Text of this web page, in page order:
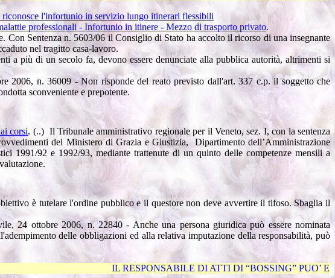
l'infortunio in servizio lungo itinerari flessibili
professionali - Infortunio in itinere - Mezzo di trasporto privato.
Con Sentenza n. 5603/06 il Consiglio di Stato ha accolto il ricorso di una insegnante
nel tragitto casa-lavoro.
a più di un secolo fa, devono essere denunciate alla pubblica autorità, altrimenti si
2006, n. 36009 - Non risponde del reato previsto dall'art. 337 c.p. il soggetto che
sconveniente e prepotente.
corsi. (..) Il Tribunale amministrativo regionale per il Veneto, sez. I, con la sentenza
del Ministero di Grazia e Giustizia, Dipartimento dell’Amministrazione
1991/92 e 1992/93, mediante trattenute di un quinto delle competenze mensili a
è tutelare l'ordine pubblico e il questore non deve avvertire il tifoso. Sbaglia il
24 ottobre 2006, n. 22840 - Anche una persona giuridica può essere nominata
delle obbligazioni ed alla relativa imputazione della responsabilità, può
IL RESPONSABILE DI ATTI DI “BOSSING” PUO’ ESSERE